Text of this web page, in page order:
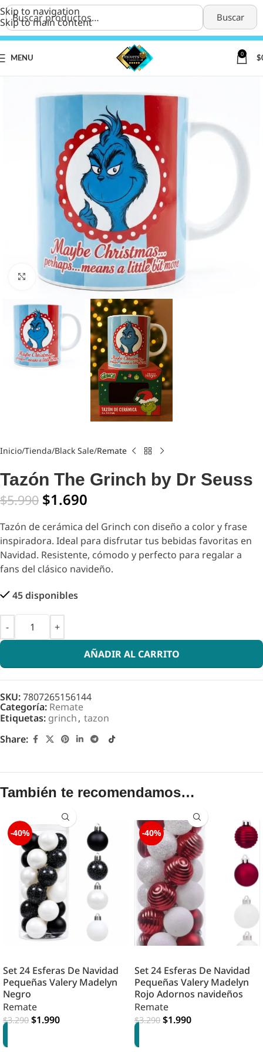
Buscar
Skip to navigation
Skip to main content
MENU
0
$
Click to enlarge
Inicio Tienda Black Sale Remate
Tazón The Grinch by Dr Seuss
$5.990 $1.690
Tazón de cerámica del Grinch con diseño a color y frase
inspiradora. Ideal para disfrutar tus bebidas favoritas en
Navidad. Resistente, cómodo y perfecto para regalar a
fans del clásico navideño.
45 disponibles
AÑADIR AL CARRITO
SKU:7807265156144
Categoría: Remate
Etiquetas: grinch, tazon
Share:
También te recomendamos…
-40%
Set 24 Esferas De Navidad
Pequeñas Valery Madelyn
Negro
Remate
$3.290 $1.990
-40%
Set 24 Esferas De Navidad
Pequeñas Valery Madelyn
Rojo Adornos navideños
Remate
$3.290 $1.990